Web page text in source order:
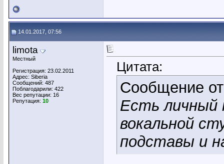
14.01.2017, 07:56
limota
Местный
Регистрация: 23.02.2011
Адрес: Siberia
Сообщений: 487
Поблагодарили: 422
Вес репутации: 16
Репутация: 10
Цитата:
Сообщение
Есть личный
вокальной
подставы и